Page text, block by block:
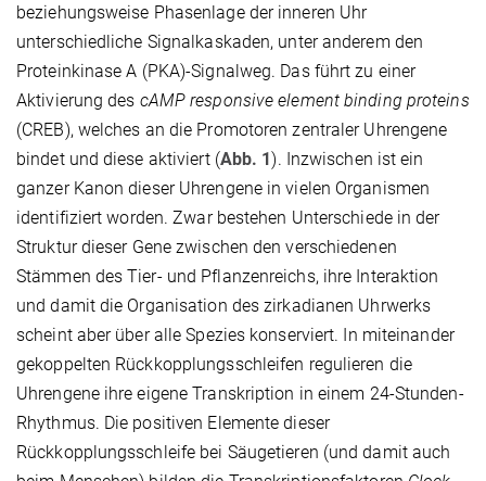
beziehungsweise Phasenlage der inneren Uhr
unterschiedliche Signalkaskaden, unter anderem den
Proteinkinase A (PKA)-Signalweg. Das führt zu einer
Aktivierung des cAMP responsive element binding proteins
(CREB), welches an die Promotoren zentraler Uhrengene
bindet und diese aktiviert (Abb. 1). Inzwischen ist ein
ganzer Kanon dieser Uhrengene in vielen Organismen
identifiziert worden. Zwar bestehen Unterschiede in der
Struktur dieser Gene zwischen den verschiedenen
Stämmen des Tier- und Pflanzenreichs, ihre Interaktion
und damit die Organisation des zirkadianen Uhrwerks
scheint aber über alle Spezies konserviert. In miteinander
gekoppelten Rückkopplungsschleifen regulieren die
Uhrengene ihre eigene Transkription in einem 24-Stunden-
Rhythmus. Die positiven Elemente dieser
Rückkopplungsschleife bei Säugetieren (und damit auch